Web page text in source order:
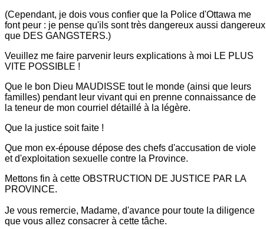
(Cependant, je dois vous confier que la Police d'Ottawa me
font peur : je pense qu'ils sont très dangereux aussi dangereux
que DES GANGSTERS.)
Veuillez me faire parvenir leurs explications à moi LE PLUS
VITE POSSIBLE !
Que le bon Dieu MAUDISSE tout le monde (ainsi que leurs
familles) pendant leur vivant qui en prenne connaissance de
la teneur de mon courriel détaillé à la légère.
Que la justice soit faite !
Que mon ex-épouse dépose des chefs d'accusation de viole
et d'exploitation sexuelle contre la Province.
Mettons fin à cette OBSTRUCTION DE JUSTICE PAR LA
PROVINCE.
Je vous remercie, Madame, d'avance pour toute la diligence
que vous allez consacrer à cette tâche.